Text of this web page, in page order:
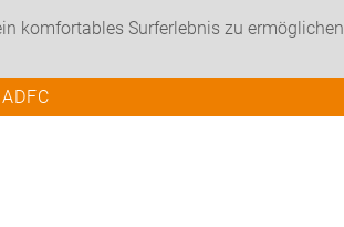
komfortables Surferlebnis zu